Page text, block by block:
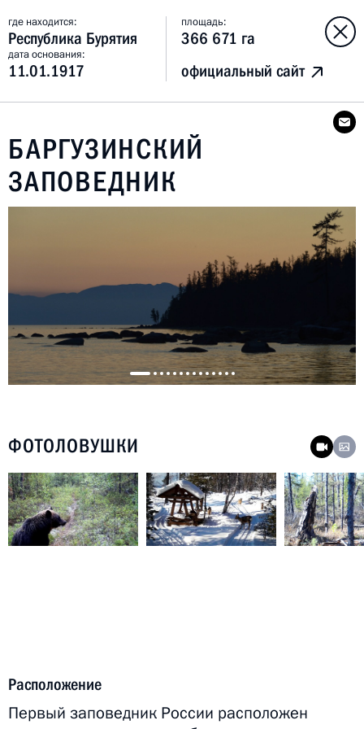
где находится:
Республика Бурятия
площадь:
366 671 га
дата основания:
11.01.1917 официальный сайт
БАРГУЗИНСКИЙ
ЗАПОВЕДНИК
ФОТОЛОВУШКИ
Расположение
Первый заповедник России расположен